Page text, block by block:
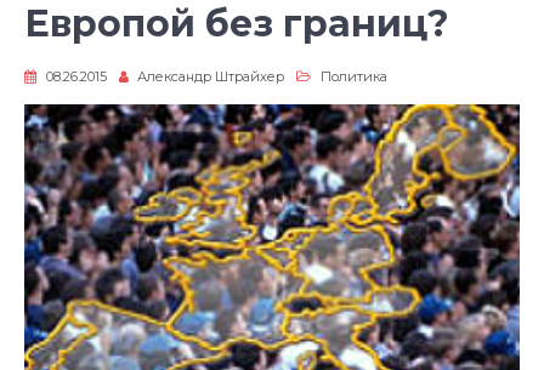
Европой без границ?
08.26.2015 Александр Штрайхер Политика